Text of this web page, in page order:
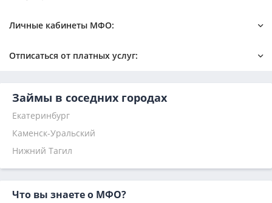
Новые микрозаймы
Деньги под залог ПТС
Без отказа
На карту
По паспорту
Мгновенный
Наличными
На 1 месяц
Личные кабинеты МФО:
Лайм займ
Веб займ
Турбозайм
Финтерра
Кредит плюс
Займиго
Надо денег
Микроклад
Отписаться от платных услуг:
Даем Заем отписаться
Доставка займов (Ocredi) отписаться
Т-заем отписаться
Нова Кредит (Nova Credit) отписаться
Горград (Gorgrad) отписаться
Дзенкред (Dzencred) отписаться
ЛовиЗайм отписаться
Займы в соседних городах
Екатеринбург
Каменск-Уральский
Нижний Тагил
Что вы знаете о МФО?